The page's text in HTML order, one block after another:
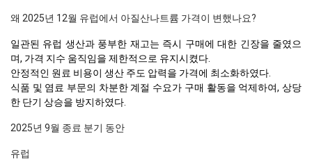
왜 2025년 12월 유럽에서 아질산나트륨 가격이 변했나요?
일관된 유럽 생산과 풍부한 재고는 즉시 구매에 대한 긴장을 줄였으
며, 가격 지수 움직임을 제한적으로 유지시켰다.
안정적인 원료 비용이 생산 주도 압력을 가격에 최소화하였다.
식품 및 염료 부문의 차분한 계절 수요가 구매 활동을 억제하여, 상당
한 단기 상승을 방지하였다.
2025년 9월 종료 분기 동안
유럽